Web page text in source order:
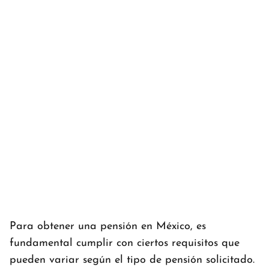
Para obtener una pensión en México, es
fundamental cumplir con ciertos requisitos que
pueden variar según el tipo de pensión solicitado.